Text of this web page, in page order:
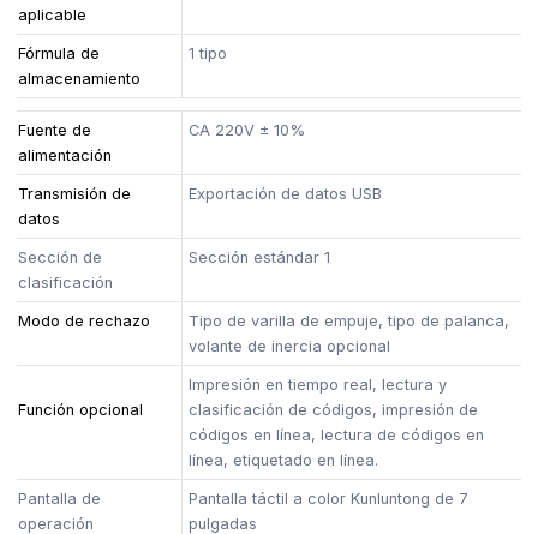
aplicable
Fórmula de
almacenamiento
1 tipo
Fuente de
alimentación
CA 220V ± 10%
Transmisión de
datos
Exportación de datos USB
Sección de
clasificación
Sección estándar 1
Modo de rechazo
Tipo de varilla de empuje, tipo de palanca,
volante de inercia opcional
Función opcional
Impresión en tiempo real, lectura y
clasificación de códigos, impresión de
códigos en línea, lectura de códigos en
línea, etiquetado en línea.
Pantalla de
operación
Pantalla táctil a color Kunluntong de 7
pulgadas